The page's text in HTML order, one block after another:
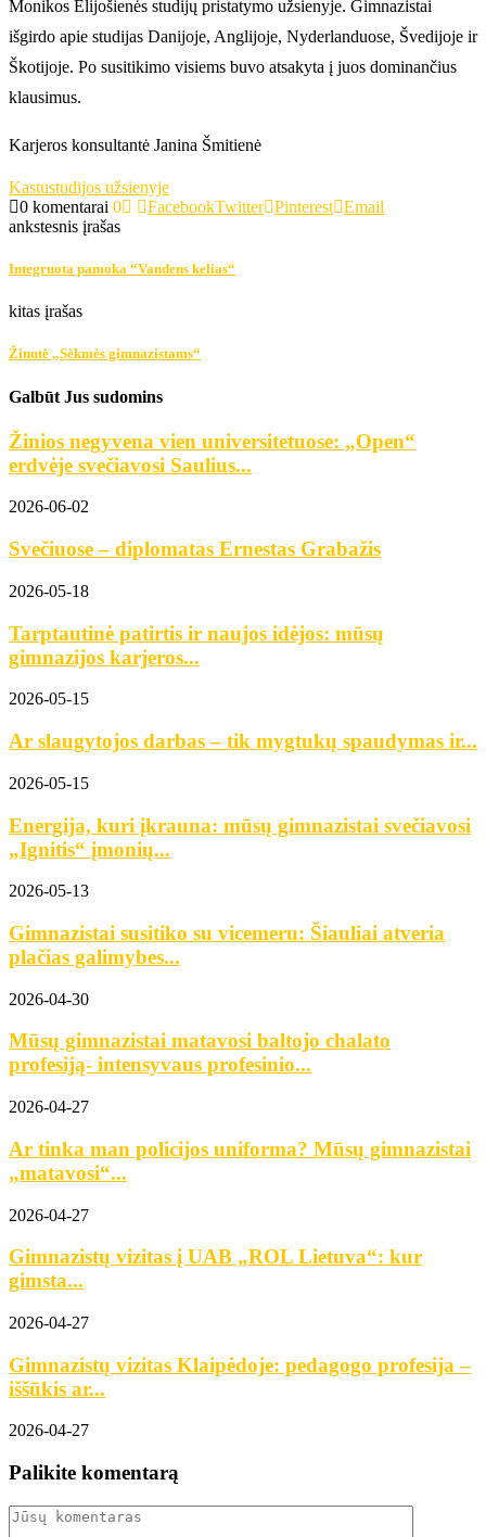
Monikos Elijošienės studijų pristatymo užsienyje. Gimnazistai
išgirdo apie studijas Danijoje, Anglijoje, Nyderlanduose, Švedijoje ir
Škotijoje. Po susitikimo visiems buvo atsakyta į juos dominančius
klausimus.
Karjeros konsultantė Janina Šmitienė
Kastustudijos užsienyje
0 komentarai 0 FacebookTwitter Pinterest Email
ankstesnis įrašas
Integruota pamoka “Vandens kelias“
kitas įrašas
Žinutė „Sėkmės gimnazistams“
Galbūt Jus sudomins
Žinios negyvena vien universitetuose: „Open“
erdvėje svečiavosi Saulius...
2026-06-02
Svečiuose – diplomatas Ernestas Grabažis
2026-05-18
Tarptautinė patirtis ir naujos idėjos: mūsų
gimnazijos karjeros...
2026-05-15
Ar slaugytojos darbas – tik mygtukų spaudymas ir...
2026-05-15
Energija, kuri įkrauna: mūsų gimnazistai svečiavosi
„Ignitis“ įmonių...
2026-05-13
Gimnazistai susitiko su vicemeru: Šiauliai atveria
plačias galimybes...
2026-04-30
Mūsų gimnazistai matavosi baltojo chalato
profesiją- intensyvaus profesinio...
2026-04-27
Ar tinka man policijos uniforma? Mūsų gimnazistai
„matavosi“...
2026-04-27
Gimnazistų vizitas į UAB „ROL Lietuva“: kur
gimsta...
2026-04-27
Gimnazistų vizitas Klaipėdoje: pedagogo profesija –
iššūkis ar...
2026-04-27
Palikite komentarą